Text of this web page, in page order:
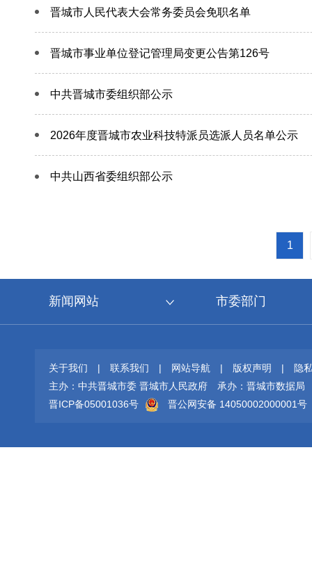
晋城市人民代表大会常务委员会免职名单
晋城市事业单位登记管理局变更公告第126号
中共晋城市委组织部公示
2026年度晋城市农业科技特派员选派人员名单公示
中共山西省委组织部公示
1
新闻网站 市委部门
关于我们 | 联系我们 | 网站导航 | 版权声明 |
隐
主办：中共晋城市委 晋城市人民政府
承办：晋城市数据局
晋ICP备05001036号
晋公网安备 14050002000001号